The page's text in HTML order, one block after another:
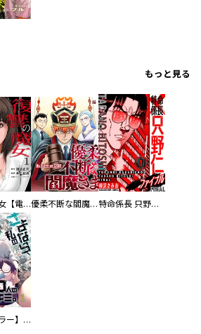
もっと見る
復讐の魔女【電子単行本版】 優柔不断な閻魔さま 特命係長 只野仁ファイナル 愛蔵版
【フルカラー】さよなら、私の大好きな１０００人のキミ。